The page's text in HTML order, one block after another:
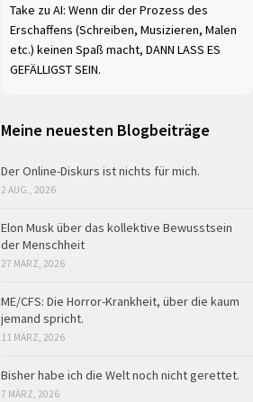
Take zu AI: Wenn dir der Prozess des
Erschaffens (Schreiben, Musizieren, Malen
etc.) keinen Spaß macht, DANN LASS ES
GEFÄLLIGST SEIN.
Meine neuesten Blogbeiträge
Der Online-Diskurs ist nichts für mich.
2 AUG., 2026
Elon Musk über das kollektive Bewusstsein
der Menschheit
27 MÄRZ, 2026
ME/CFS: Die Horror-Krankheit, über die kaum
jemand spricht.
11 MÄRZ, 2026
Bisher habe ich die Welt noch nicht gerettet.
7 MÄRZ, 2026